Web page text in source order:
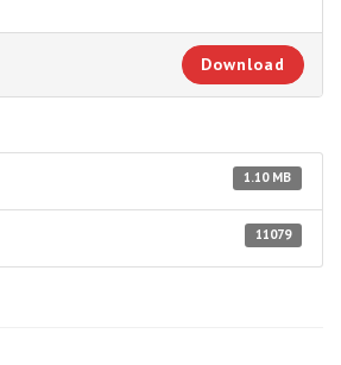
Download
1.10 MB
11079